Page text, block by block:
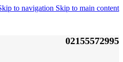
to navigation Skip to main content
02155572995